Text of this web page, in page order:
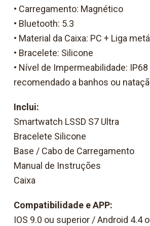
• Carregamento: Magnético
• Bluetooth: 5.3
• Material da Caixa: PC + Liga
• Bracelete: Silicone
• Nível de Impermeabilidade: IP68
recomendado a banhos ou
Inclui:
Smartwatch LSSD S7 Ultra
Bracelete Silicone
Base / Cabo de Carregamento
Manual de Instruções
Caixa
Compatibilidade e APP:
IOS 9.0 ou superior / Android 4.4